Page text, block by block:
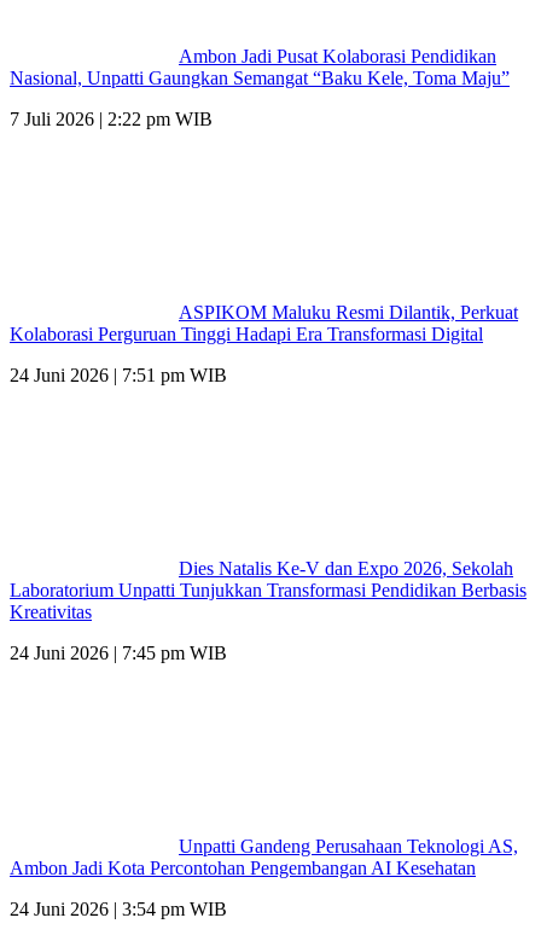
Ambon Jadi Pusat Kolaborasi Pendidikan
Nasional, Unpatti Gaungkan Semangat “Baku Kele, Toma Maju”
7 Juli 2026 | 2:22 pm WIB
ASPIKOM Maluku Resmi Dilantik, Perkuat
Kolaborasi Perguruan Tinggi Hadapi Era Transformasi Digital
24 Juni 2026 | 7:51 pm WIB
Dies Natalis Ke-V dan Expo 2026, Sekolah
Laboratorium Unpatti Tunjukkan Transformasi Pendidikan Berbasis
Kreativitas
24 Juni 2026 | 7:45 pm WIB
Unpatti Gandeng Perusahaan Teknologi AS,
Ambon Jadi Kota Percontohan Pengembangan AI Kesehatan
24 Juni 2026 | 3:54 pm WIB